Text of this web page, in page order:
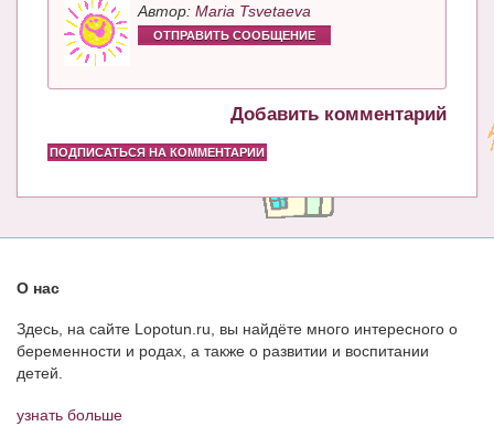
Автор: Maria Tsvetaeva
ОТПРАВИТЬ СООБЩЕНИЕ
Добавить комментарий
ПОДПИСАТЬСЯ НА КОММЕНТАРИИ
О нас
Здесь, на сайте Lopotun.ru, вы найдёте много интересного о
беременности и родах, а также о развитии и воспитании
детей.
узнать больше